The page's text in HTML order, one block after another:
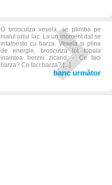
O broscutza vesela, se plimba pe
malul unui lac. La un moment dat se
intalneste cu barza. Vesela si plina
de energie, broscutza tot topaia
inaintea berzei zicand: - Ce faci
barza? Ce faci barza? [...]
banc următor